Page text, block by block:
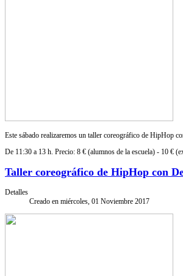
Este sábado realizaremos un taller coreográfico de HipHop
De 11:30 a 13 h. Precio: 8 € (alumnos de la escuela) - 10 €
Taller coreográfico de HipHop con
Detalles
Creado en miércoles, 01 Noviembre 2017